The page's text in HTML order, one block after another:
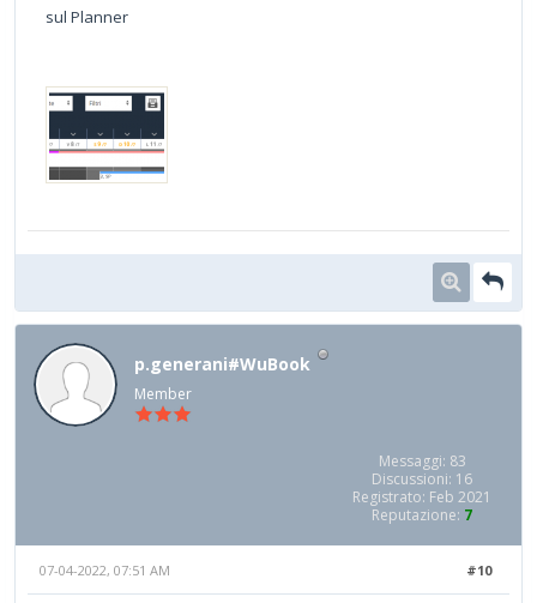
sul Planner
p.generani#WuBook
Member
Messaggi: 83
Discussioni: 16
Registrato: Feb 2021
Reputazione: 7
#10
07-04-2022, 07:51 AM